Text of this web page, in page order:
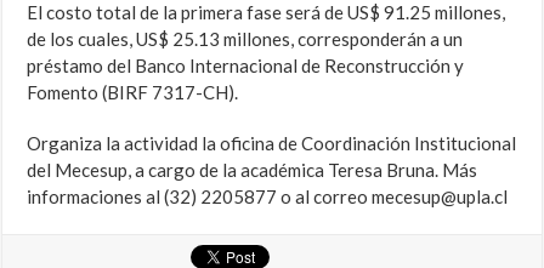
El costo total de la primera fase será de US$ 91.25 millones,
de los cuales, US$ 25.13 millones, corresponderán a un
préstamo del Banco Internacional de Reconstrucción y
Fomento (BIRF 7317-CH).
Organiza la actividad la oficina de Coordinación Institucional
del Mecesup, a cargo de la académica Teresa Bruna. Más
informaciones al (32) 2205877 o al correo mecesup@upla.cl